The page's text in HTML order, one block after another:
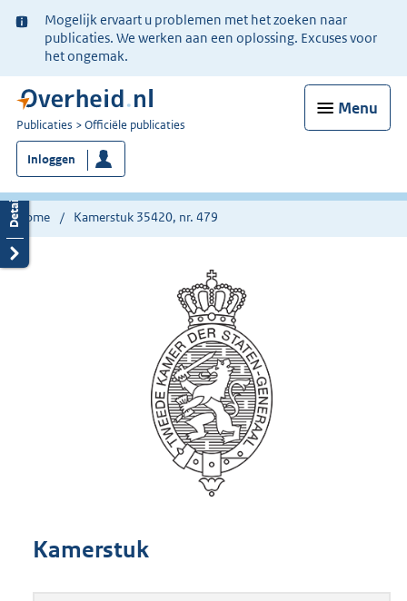
Ter
informatie:
Mogelijk ervaart u problemen met het zoeken naar
publicaties. We werken aan een oplossing. Excuses voor
het ongemak.
Menu
U
bent
nu
hier:
Publicaties Officiële publicaties
Inloggen
Home Kamerstuk 35420, nr. 479
Kamerstuk